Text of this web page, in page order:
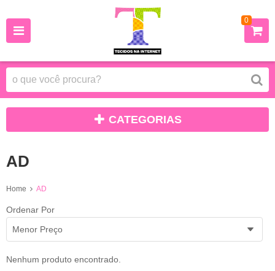
0
CATEGORIAS
AD
Home AD
Ordenar Por
Menor Preço
Nenhum produto encontrado.